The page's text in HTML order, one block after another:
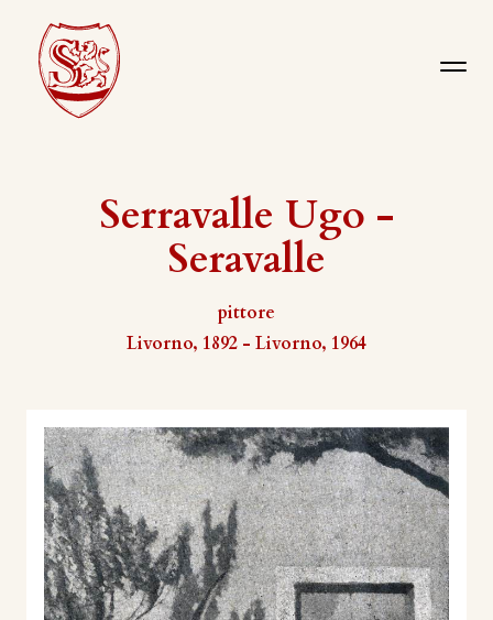
Serravalle Ugo -
Seravalle
pittore
Livorno, 1892 - Livorno, 1964